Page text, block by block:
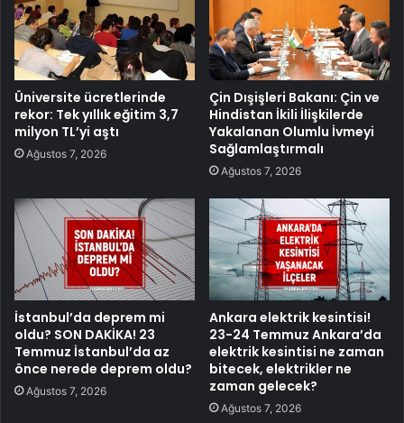
Üniversite ücretlerinde
rekor: Tek yıllık eğitim 3,7
milyon TL’yi aştı
Ağustos 7, 2026
Çin Dışişleri Bakanı: Çin ve
Hindistan İkili İlişkilerde
Yakalanan Olumlu İvmeyi
Sağlamlaştırmalı
Ağustos 7, 2026
İstanbul’da deprem mi
oldu? SON DAKİKA! 23
Temmuz İstanbul’da az
önce nerede deprem oldu?
Ağustos 7, 2026
Ankara elektrik kesintisi!
23-24 Temmuz Ankara’da
elektrik kesintisi ne zaman
bitecek, elektrikler ne
zaman gelecek?
Ağustos 7, 2026